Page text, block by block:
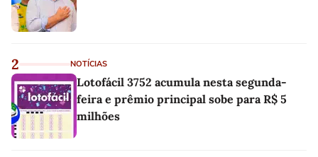
2 NOTÍCIAS
Lotofácil 3752 acumula nesta segunda-
feira e prêmio principal sobe para R$ 5
milhões